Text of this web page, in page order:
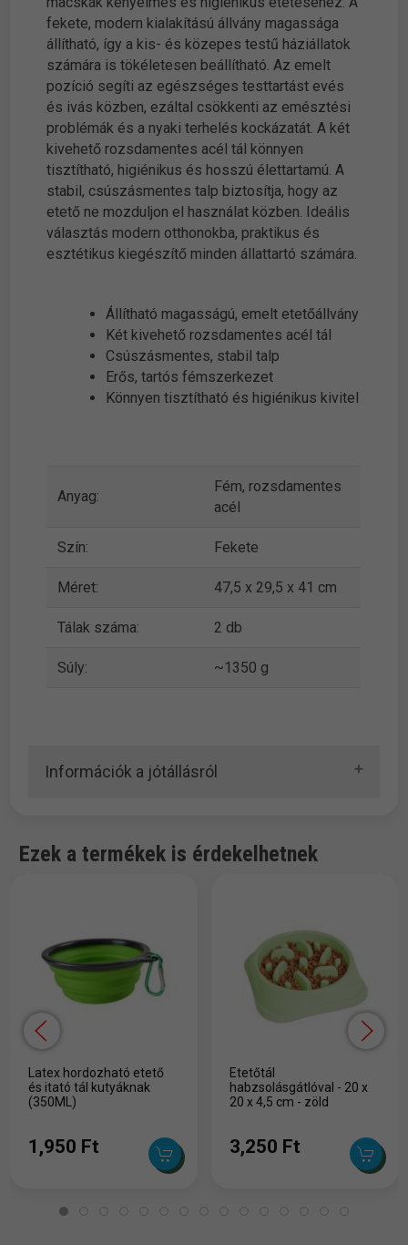
fekete, modern kialakítású állvány magassága
állítható, így a kis- és közepes testű háziállatok
számára is tökéletesen beállítható. Az emelt
pozíció segíti az egészséges testtartást evés
és ivás közben, ezáltal csökkenti az emésztési
problémák és a nyaki terhelés kockázatát. A két
kivehető rozsdamentes acél tál könnyen
tisztítható, higiénikus és hosszú élettartamú. A
stabil, csúszásmentes talp biztosítja, hogy az
etető ne mozduljon el használat közben. Ideális
választás modern otthonokba, praktikus és
esztétikus kiegészítő minden állattartó számára.
Állítható magasságú, emelt etetőállvány
Két kivehető rozsdamentes acél tál
Csúszásmentes, stabil talp
Erős, tartós fémszerkezet
Könnyen tisztítható és higiénikus kivitel
Anyag:
Fém, rozsdamentes
acél
Szín: Fekete
Méret: 47,5 x 29,5 x 41 cm
Tálak száma: 2 db
Súly: ~1350 g
Információk a jótállásról
Ezek a termékek is érdekelhetnek
Latex hordozható etető
és itató tál kutyáknak
(350ML)
1,950 Ft
Etetőtál
habzsolásgátlóval - 20 x
20 x 4,5 cm - zöld
3,250 Ft